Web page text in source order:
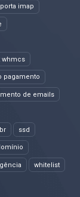
porta imap
whmcs
pagamento
de emails
ssd
whitelist